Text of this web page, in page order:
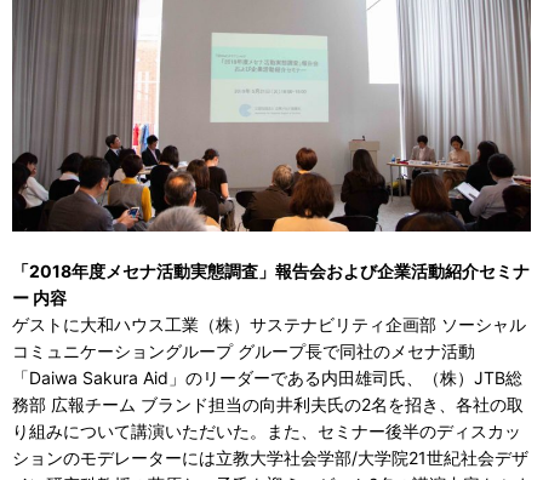
「2018年度メセナ活動実態調査」報告会および企業活動紹介セミナ
ー 内容
ゲストに大和ハウス工業（株）サステナビリティ企画部 ソーシャル
コミュニケーショングループ グループ長で同社のメセナ活動
「Daiwa Sakura Aid」のリーダーである内田雄司氏、（株）JTB総
務部 広報チーム ブランド担当の向井利夫氏の2名を招き、各社の取
り組みについて講演いただいた。また、セミナー後半のディスカッ
ションのモデレーターには立教大学社会学部/大学院21世紀社会デザ